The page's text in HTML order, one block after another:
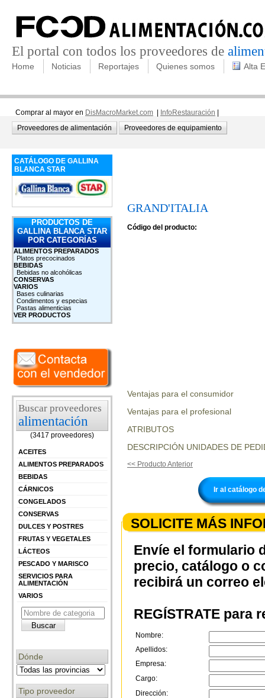
El portal con todos los proveedores de
Home Noticias Reportajes Quienes somos Alta
Comprar al mayor en DisMacroMarket.com InfoRestauración
Proveedores de alimentación
Proveedores de equipamiento
CATÁLOGO DE GALLINA
BLANCA STAR
PRODUCTOS DE
GALLINA BLANCA STAR
POR CATEGORÍAS
ALIMENTOS PREPARADOS
Platos precocinados
BEBIDAS
Bebidas no alcohólicas
CONSERVAS
VARIOS
Bases culinarias
Condimentos y especias
Pastas alimenticias
VER PRODUCTOS
Buscar proveedores
alimentación
(3417 proveedores)
ACEITES
ALIMENTOS PREPARADOS
BEBIDAS
CÁRNICOS
CONGELADOS
CONSERVAS
DULCES Y POSTRES
FRUTAS Y VEGETALES
LÁCTEOS
PESCADO Y MARISCO
SERVICIOS PARA
ALIMENTACIÓN
VARIOS
Dónde
Tipo proveedor
GRAND'ITALIA
Código del producto:
Ventajas para el consumidor
Ventajas para el profesional
ATRIBUTOS
DESCRIPCIÓN UNIDADES DE
<< Producto Anterior
Ir al catálogo
SOLICITE MÁS
Envíe el formulario
precio, catálogo o
recibirá un correo
REGÍSTRATE para
Nombre:
Apellidos:
Empresa:
Cargo:
Dirección: